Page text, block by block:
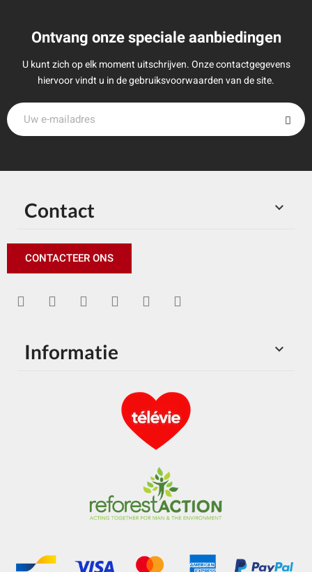
Ontvang onze speciale aanbiedingen
U kunt zich op elk moment uitschrijven. Onze contactgegevens
hiervoor vindt u in de gebruiksvoorwaarden van de site.

Contact
CONTACTEER ONS

Informatie